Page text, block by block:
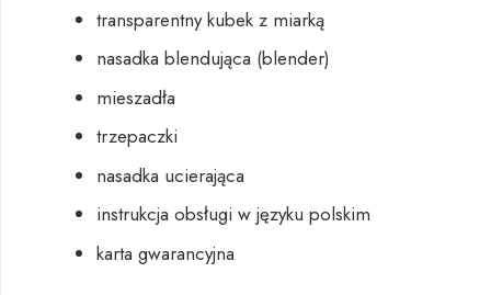
transparentny kubek z miarką
nasadka blendująca (blender)
mieszadła
trzepaczki
nasadka ucierająca
instrukcja obsługi w języku polskim
karta gwarancyjna